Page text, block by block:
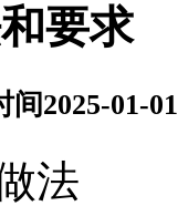
要求
间2025-01-
法